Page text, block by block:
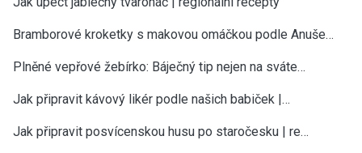
Bramborové kroketky s makovou omáčkou podle Anuše…
Plněné vepřové žebírko: Báječný tip nejen na sváte…
Jak připravit kávový likér podle našich babiček |…
Jak připravit posvícenskou husu po staročesku | re…